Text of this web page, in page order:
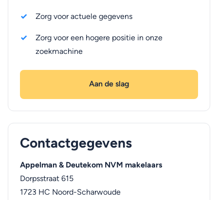
Zorg voor actuele gegevens
Zorg voor een hogere positie in onze
zoekmachine
Aan de slag
Contactgegevens
Appelman & Deutekom NVM makelaars
Dorpsstraat 615
1723 HC Noord-Scharwoude